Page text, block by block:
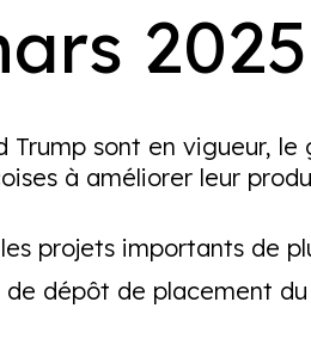
2025
sont en vigueur,
à améliorer leur
projets importants de
dépôt de placement